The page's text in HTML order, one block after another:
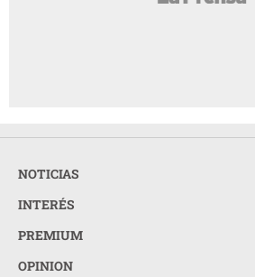
NOTICIAS
INTERÉS
PREMIUM
OPINION